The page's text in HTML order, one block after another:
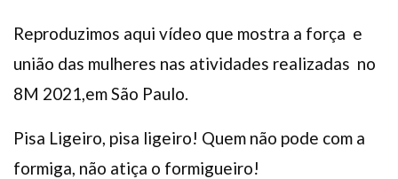
Reproduzimos aqui vídeo que mostra a força e
união das mulheres nas atividades realizadas no
8M 2021,em São Paulo.
Pisa Ligeiro, pisa ligeiro! Quem não pode com a
formiga, não atiça o formigueiro!